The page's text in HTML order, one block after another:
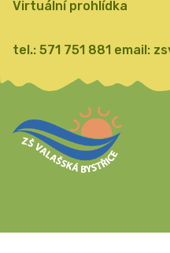
Virtuální prohlídka
tel.: 571 751 881 email: